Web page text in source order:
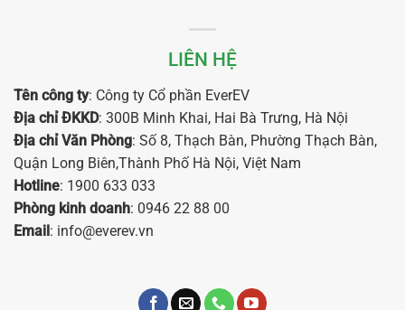
LIÊN HỆ
Tên công ty: Công ty Cổ phần EverEV
Địa chỉ ĐKKD: 300B Minh Khai, Hai Bà Trưng, Hà Nội
Địa chỉ Văn Phòng: Số 8, Thạch Bàn, Phường Thạch Bàn,
Quận Long Biên,Thành Phố Hà Nội, Việt Nam
Hotline: 1900 633 033
Phòng kinh doanh: 0946 22 88 00
Email: info@everev.vn